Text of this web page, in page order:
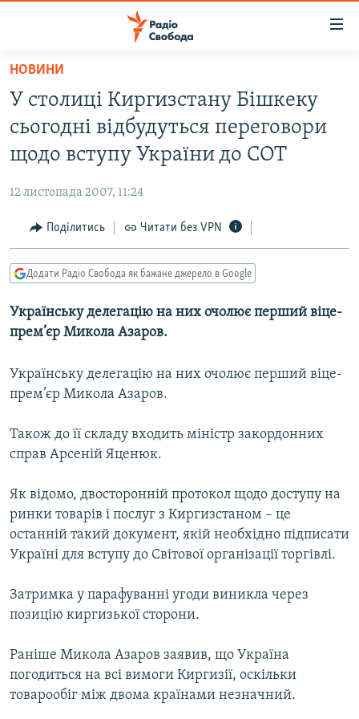
Перейти
основного
матеріалу
до
основної
Перейти
до
пошуку
ВСЕ ЗА ДОБУ
ЕКОНОМІКА
СУСПІЛЬСТВО
УКРАЇНА
РОСІЙСЬКА «ФІЛЬТРАЦІЯ»
ДОНБАС.РЕАЛІЇ
ТИ ЯК?
СХЕМИ
КИТАЙ.ВИКЛИКИ
МУЛЬТИМЕДІА
ФОТО
СПЕЦПРОЄКТИ
ПОДКАСТИ
КРИМ РЕАЛІЇ
УКР
НОВИНИ
У столиці Киргизстану Бішкеку
сьогодні відбудуться переговори
щодо вступу України до СОТ
12 листопада 2007, 11:24
Поділитись Читати без VPN
Додати Радіо Свобода як бажане джерело в Google
Українську делегацію на них очолює перший віце-
прем’єр Микола Азаров.
Українську делегацію на них очолює перший віце-
прем’єр Микола Азаров.
Також до її складу входить міністр закордонних
справ Арсеній Яценюк.
Як відомо, двосторонній протокол щодо доступу на
ринки товарів і послуг з Киргизстаном – це
останній такий документ, якій необхідно підписати
Україні для вступу до Світової організації торгівлі.
Затримка у парафуванні угоди виникла через
позицію киргизької сторони.
Раніше Микола Азаров заявив, що Україна
погодиться на всі вимоги Киргизії, оскільки
товарообіг між двома країнами незначний.